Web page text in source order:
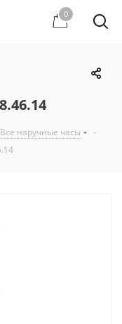
0
Все наручные часы
-